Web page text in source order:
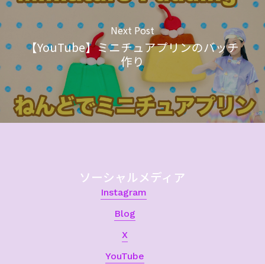
Next Post
【YouTube】ミニチュアプリンのバッチ
作り
ソーシャルメディア
Instagram
Blog
X
YouTube